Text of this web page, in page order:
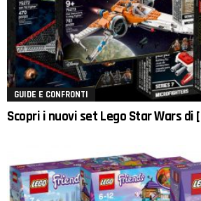
GUIDE E CONFRONTI
Scopri i nuovi set Lego Star Wars di